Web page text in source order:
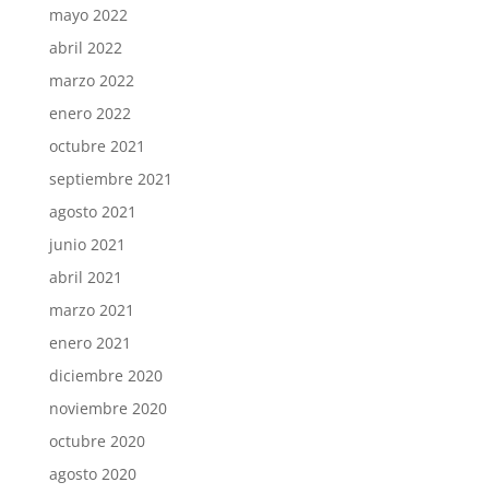
mayo 2022
abril 2022
marzo 2022
enero 2022
octubre 2021
septiembre 2021
agosto 2021
junio 2021
abril 2021
marzo 2021
enero 2021
diciembre 2020
noviembre 2020
octubre 2020
agosto 2020